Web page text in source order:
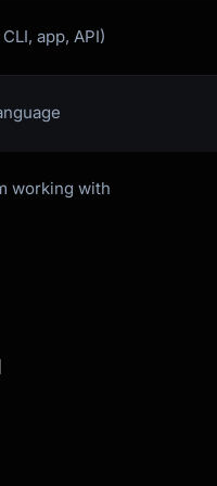
functionName('value',
|-------------|
| `'default'` |
app, API)
working with